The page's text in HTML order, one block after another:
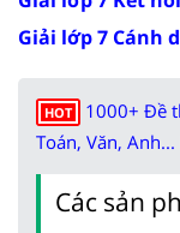
Giải lớp 7 Cánh
HOT
1000+ Đề
Toán, Văn,
Các sản